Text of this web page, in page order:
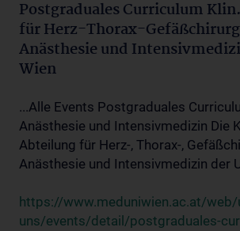
Postgraduales Curriculum
für Herz-Thorax-
Anästhesie und
Wien
...Alle Events Postgraduales
Anästhesie und Intensivmedizin Die
Abteilung für Herz-, Thorax-,
Anästhesie und Intensivmedizin der
https://www.meduniwien.ac.at/web/
uns/events/detail/postgraduales-